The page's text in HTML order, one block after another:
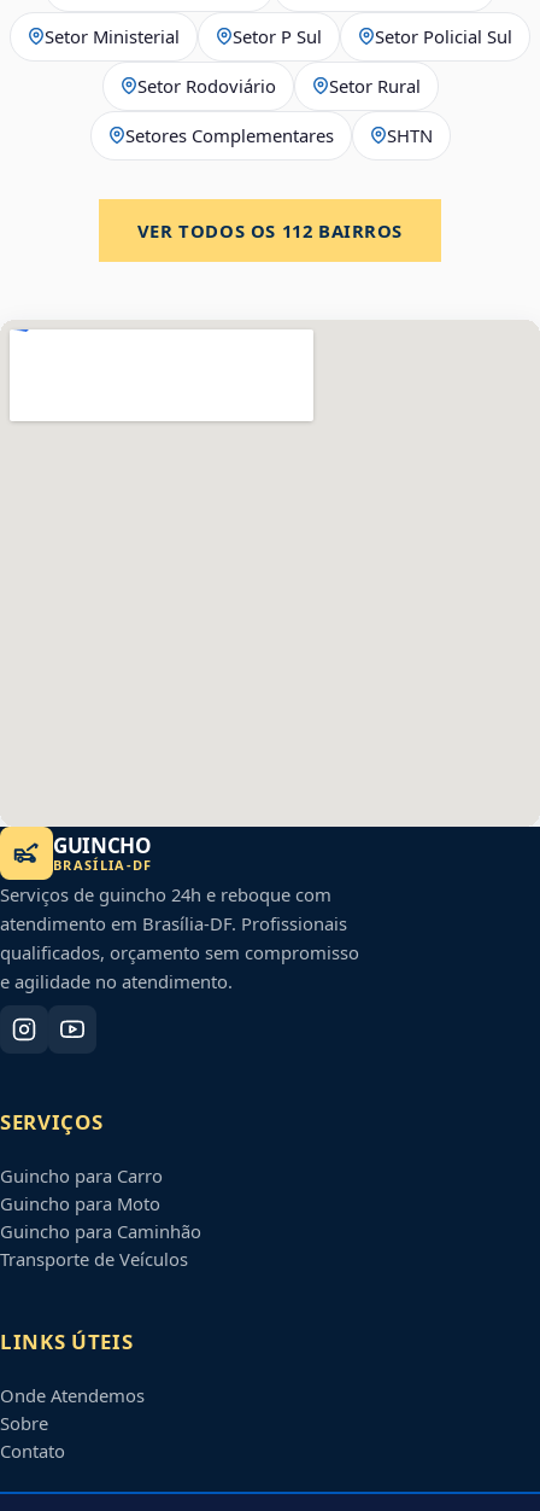
Setor Ministerial Setor P Sul Setor Policial Sul
Setor Rodoviário Setor Rural
Setores Complementares SHTN
VER TODOS OS 112 BAIRROS
GUINCHO
BRASÍLIA -DF
Serviços de guincho 24h e reboque com
atendimento em Brasília-DF. Profissionais
qualificados, orçamento sem compromisso
e agilidade no atendimento.
SERVIÇOS
Guincho para Carro
Guincho para Moto
Guincho para Caminhão
Transporte de Veículos
LINKS ÚTEIS
Onde Atendemos
Sobre
Contato